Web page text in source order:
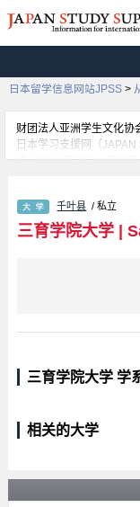
日本留学信息网站JPSS >
财团法人亚洲学生文化协
日本学习支援网（
约1300个学校的大学学
额、合格人数等考试信息
都登载于此，请务必查阅
千叶县 / 私立
三育学院大学|
三育学院大学 学
相关的大学